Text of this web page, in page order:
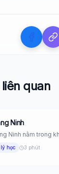
quan
Ninh
Ninh nằm trong
học 3 phút